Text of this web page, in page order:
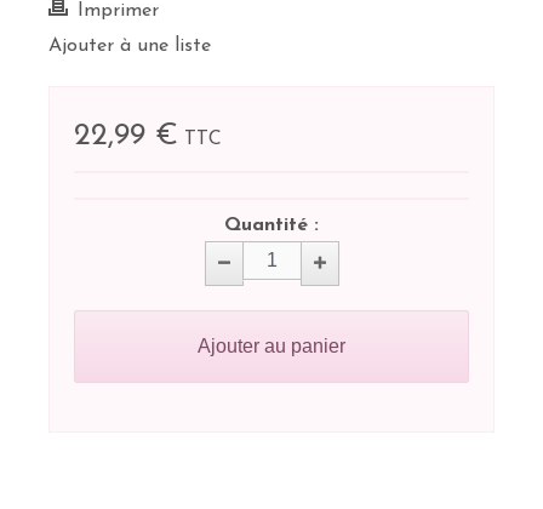
Imprimer
Ajouter à une liste
22,99 € TTC
Quantité :
Ajouter au panier